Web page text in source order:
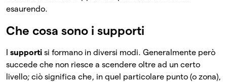
esaurendo.
Che cosa sono i supporti
supporti si formano in diversi modi. Generalmente però
succede che non riesce a scendere oltre ad un certo
livello; ciò significa che, in quel particolare punto (o zona),